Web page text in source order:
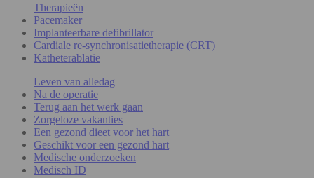
Therapieën
Pacemaker
Implanteerbare defibrillator
Cardiale re-synchronisatietherapie (CRT)
Katheterablatie
Leven van alledag
Na de operatie
Terug aan het werk gaan
Zorgeloze vakanties
Een gezond dieet voor het hart
Geschikt voor een gezond hart
Medische onderzoeken
Medisch ID